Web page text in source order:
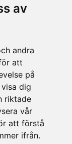
av
andra
att
på
dig
riktade
vår
att förstå
ifrån.
0
170